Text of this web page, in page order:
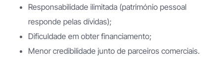
Responsabilidade ilimitada (património pessoal
responde pelas dívidas);
Dificuldade em obter financiamento;
Menor credibilidade junto de parceiros comerciais.